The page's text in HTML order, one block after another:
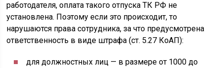
работодателя, оплата такого отпуска ТК РФ не
установлена. Поэтому если это происходит, то
нарушаются права сотрудника, за что предусмотрена
ответственность в виде штрафа (ст. 5.27 КоАП):
для должностных лиц — в размере от 1000 до